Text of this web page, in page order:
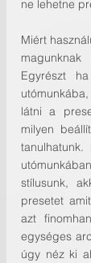
ne lehetne
Miért
Egyrészt
látni a
milyen
stílusunk,
presetet
azt
egységes
úgy néz ki